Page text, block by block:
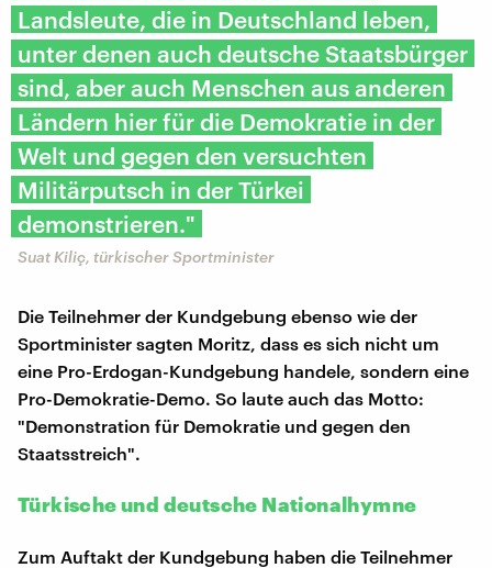
Landsleute, die in Deutschland leben,
unter denen auch deutsche Staatsbürger
sind, aber auch Menschen aus anderen
Ländern hier für die Demokratie in der
Welt und gegen den versuchten
Militärputsch in der Türkei
demonstrieren."
Suat Kiliç, türkischer Sportminister
Die Teilnehmer der Kundgebung ebenso wie der
Sportminister sagten Moritz, dass es sich nicht um
eine Pro-Erdogan-Kundgebung handele, sondern eine
Pro-Demokratie-Demo. So laute auch das Motto:
"Demonstration für Demokratie und gegen den
Staatsstreich".
Türkische und deutsche Nationalhymne
Zum Auftakt der Kundgebung haben die Teilnehmer